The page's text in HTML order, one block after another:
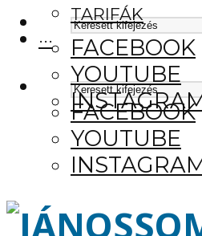
FACEBOOK
YOUTUBE
TARIFÁK
···
FACEBOOK
YOUTUBE